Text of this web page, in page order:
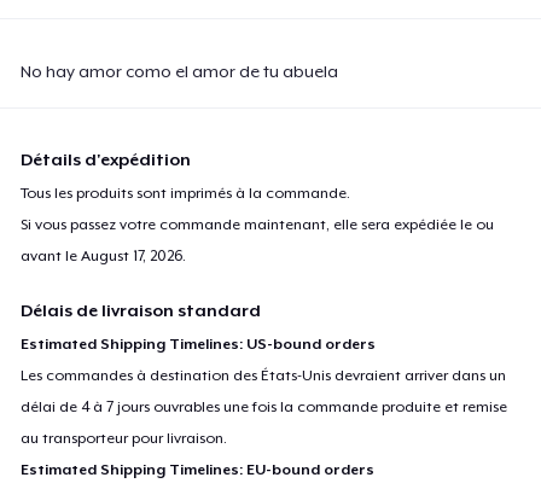
No hay amor como el amor de tu abuela
Détails d'expédition
Tous les produits sont imprimés à la commande.
Si vous passez votre commande maintenant, elle sera expédiée le ou
avant leAugust 17, 2026
Délais de livraison standard
Estimated Shipping Timelines: US-bound orders
Les commandes à destination des États-Unis devraient arriver dans un
délai de 4 à 7 jours ouvrables une fois la commande produite et remise
au transporteur pour livraison.
Estimated Shipping Timelines: EU-bound orders